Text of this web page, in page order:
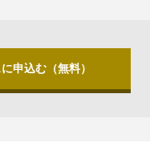
申込む（無料）